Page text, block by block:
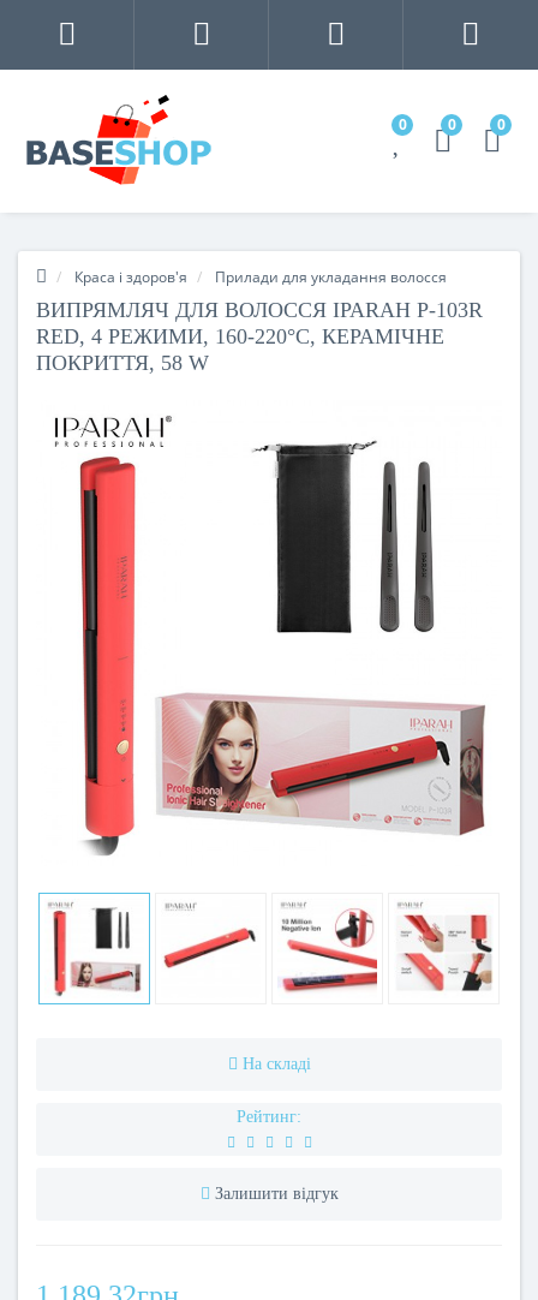
0 0 0
Краса і здоров'я Прилади для укладання волосся
ВИПРЯМЛЯЧ ДЛЯ ВОЛОССЯ IPARAH P-103R
RED, 4 РЕЖИМИ, 160-220°C, КЕРАМІЧНЕ
ПОКРИТТЯ, 58 W
На складі
Рейтинг:
Залишити відгук